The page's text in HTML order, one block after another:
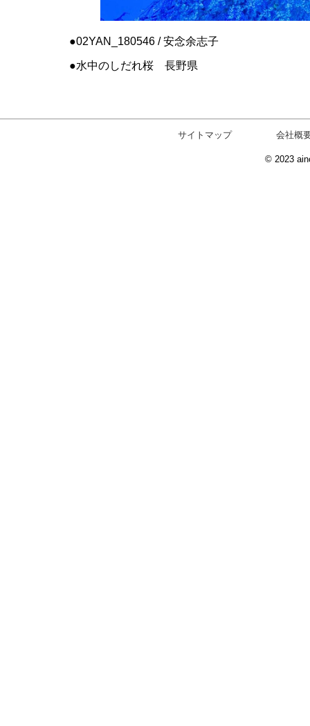
02YAN_180546 / 安念余志子
水中のしだれ桜 長野県
サイトマップ 会社概
© 2023